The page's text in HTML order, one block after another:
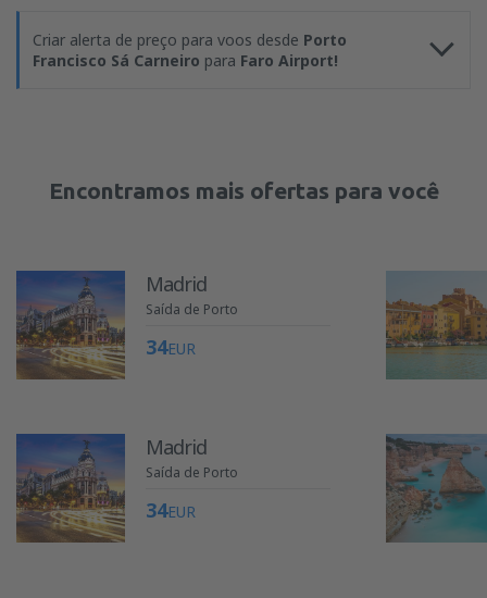
Criar alerta de preço para voos desde Porto
Francisco Sá Carneiro para Faro Airport!
Encontramos mais ofertas para você
Madrid
Saída de Porto
34EUR
Madrid
Saída de Porto
34EUR